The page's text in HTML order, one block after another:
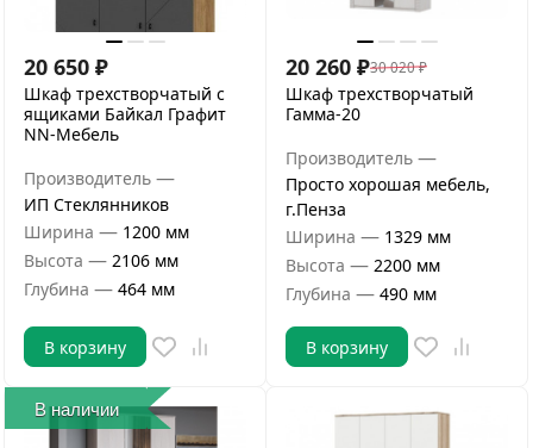
20 650 ₽
Шкаф трехстворчатый с
ящиками Байкал Графит
NN-Мебель
Производитель —
ИП Стеклянников
Ширина — 1200 мм
Высота — 2106 мм
Глубина — 464 мм
В корзину
20 260 ₽30 020 ₽
Шкаф трехстворчатый
Гамма-20
Производитель —
Просто хорошая мебель,
г.Пенза
Ширина — 1329 мм
Высота — 2200 мм
Глубина — 490 мм
В корзину
В наличии